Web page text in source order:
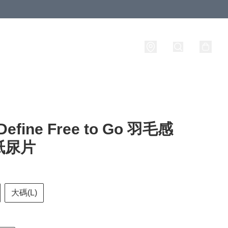
Free to Go 羽毛感
尿片
大碼(L)